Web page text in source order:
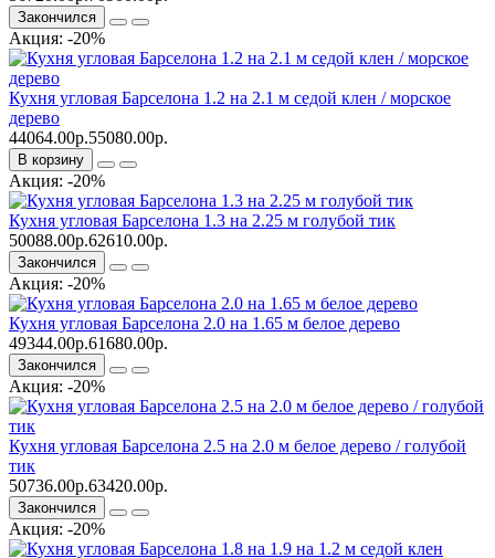
Закончился
Акция: -20%
Кухня угловая Барселона 1.2 на 2.1 м седой клен / морское
дерево
44064.00р.55080.00р.
В корзину
Акция: -20%
Кухня угловая Барселона 1.3 на 2.25 м голубой тик
50088.00р.62610.00р.
Закончился
Акция: -20%
Кухня угловая Барселона 2.0 на 1.65 м белое дерево
49344.00р.61680.00р.
Закончился
Акция: -20%
Кухня угловая Барселона 2.5 на 2.0 м белое дерево / голубой
тик
50736.00р.63420.00р.
Закончился
Акция: -20%